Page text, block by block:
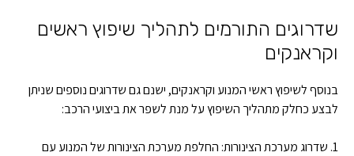
שדרוגים התורמים לתהליך שיפוץ ראשים
וקראנקים
בנוסף לשיפוץ ראשי המנוע וקראנקים, ישנם גם שדרוגים נוספים שניתן
לבצע כחלק מתהליך השיפוץ על מנת לשפר את ביצועי הרכב:
1. שדרוג מערכת הצינורות: החלפת מערכת הצינורות של המנוע עם